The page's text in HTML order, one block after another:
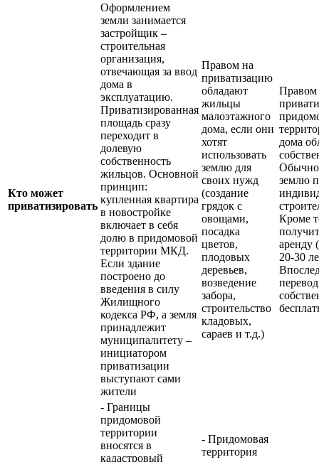
Кто может
приватизировать
Оформлением
земли занимается
застройщик –
строительная
организация,
отвечающая за ввод
дома в
эксплуатацию.
Приватизированная
площадь сразу
переходит в
долевую
собственность
жильцов. Основной
принцип:
купленная квартира
в новостройке
включает в себя
долю в придомовой
территории МКД.
Если здание
построено до
введения в силу
Жилищного
кодекса РФ, а земля
принадлежит
муниципалитету –
инициатором
приватизации
выступают сами
жители
Правом на
приватизацию
обладают
жильцы
малоэтажного
дома, если они
хотят
использовать
землю для
своих нужд
(создание
грядок с
овощами,
посадка
цветов,
плодовых
деревьев,
возведение
забора,
строительство
кладовых,
сараев и т.д.)
Правом
дома
землю
Кроме
аренду
20-30
- Границы
придомовой
территории
вносятся в
кадастровый
- Придомовая
территория